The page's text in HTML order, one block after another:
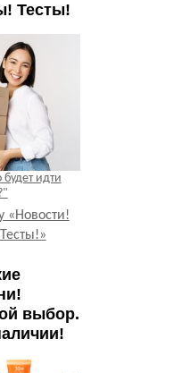
Тесты!
идти
«Новости!
выбор.